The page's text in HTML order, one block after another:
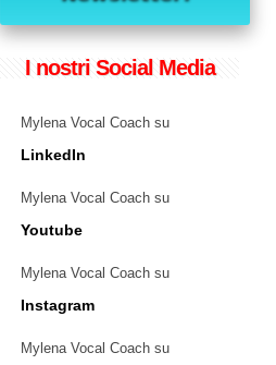
I nostri Social Media
Mylena Vocal Coach su
LinkedIn
Mylena Vocal Coach su
Youtube
Mylena Vocal Coach su
Instagram
Mylena Vocal Coach su